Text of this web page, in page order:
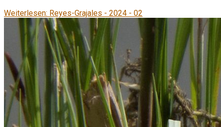
Weiterlesen: Reyes-Grajales - 2024 - 02